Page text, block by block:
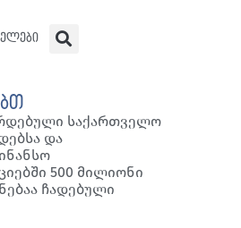
საქართველო
და
500 მილიონი
ჩადებული